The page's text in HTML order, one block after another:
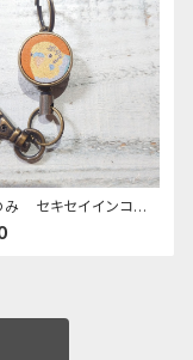
み セキセイインコ
ー キャメル せきせ